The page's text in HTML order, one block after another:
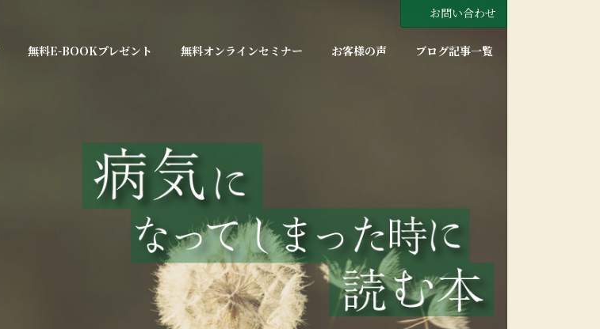
お問い合わせ
無料E-BOOKプレゼント 無料オンラインセミナー お客様の声 ブログ記事一覧